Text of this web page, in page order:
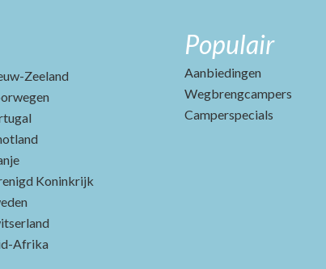
Zeeland
Koninkrijk
Afrika
Populair
Aanbiedingen
Wegbrengcampers
Camperspecials